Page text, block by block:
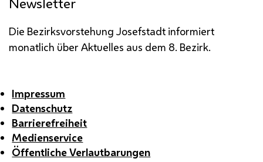
Die Bezirksvorstehung Josefstadt informiert
monatlich über Aktuelles aus dem 8. Bezirk.
Impressum
Datenschutz
Barrierefreiheit
Medienservice
Öffentliche Verlautbarungen